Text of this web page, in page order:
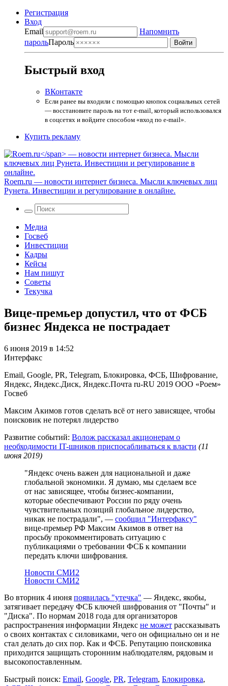
Регистрация
Вход
Email
Напомнить
парольПароль
Быстрый вход
ВКонтакте
Если ранее вы входили с помощью кнопок социальных сетей
— восстановите пароль на тот e-mail, который использовался
в соцсетях и войдите способом «вход по e-mail».
Купить рекламу
Roem.ru — новости интернет бизнеса. Мысли ключевых лиц
Рунета. Инвестиции и регулирование в онлайне.
Медиа
Госвеб
Инвестиции
Кадры
Кейсы
Нам пишут
Советы
Текучка
Вице-премьер допустил, что от ФСБ
бизнес Яндекса не пострадает
6 июня 2019 в 14:52
Интерфакс
Email, Google, PR, Telegram, Блокировка, ФСБ, Шифрование,
Яндекс, Яндекс.Диск, Яндекс.Почта ru-RU 2019 ООО «Роем»
Госвеб
Максим Акимов готов сделать всё от него зависящее, чтобы
поисковик не потерял лидерство
Развитие событий: Волож рассказал акционерам о
необходимости IT-шников приспосабливаться к власти (11
июня 2019)
"Яндекс очень важен для национальной и даже
глобальной экономики. Я думаю, мы сделаем все
от нас зависящее, чтобы бизнес-компании,
которые обеспечивают России по ряду очень
чувствительных позиций глобальное лидерство,
никак не пострадали", — сообщил "Интерфаксу"
вице-премьер РФ Максим Акимов в ответ на
просьбу прокомментировать ситуацию с
публикациями о требовании ФСБ к компании
передать ключи шифрования.
Новости СМИ2
Новости СМИ2
Во вторник 4 июня появилась "утечка" — Яндекс, якобы,
затягивает передачу ФСБ ключей шифрования от "Почты" и
"Диска". По нормам 2018 года для организаторов
распространения информации Яндекс не может рассказывать
о своих контактах с силовиками, чего он официально он и не
стал делать до сих пор. Как и ФСБ. Репутацию поисковика
приходится защищать сторонним наблюдателям, рядовым и
высокопоставленным.
Быстрый поиск: Email, Google, PR, Telegram, Блокировка,